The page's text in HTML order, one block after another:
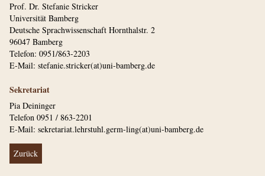
Prof. Dr. Stefanie Stricker
Universität Bamberg
Deutsche Sprachwissenschaft Hornthalstr. 2
96047 Bamberg
Telefon: 0951/863-2203
E-Mail: stefanie.stricker(at)uni-bamberg.de
Sekretariat
Pia Deininger
Telefon 0951 / 863-2201
E-Mail: sekretariat.lehrstuhl.germ-ling(at)uni-bamberg.de
Zurück